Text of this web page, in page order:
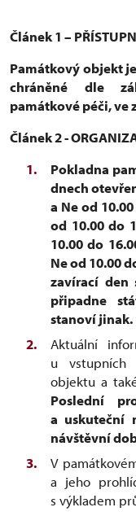
Článek 1 –
Památkový objekt
chráněné dle
památkové péči, ve
Článek 2 -
Pokladna
dnech
a Ne od
od 10.00 do
10.00 do
Ne od 10.00
zavírací
připadne
stanoví jinak.
Aktuální
u vstupních
objektu a
Poslední
a uskuteční
návštěvní
V
a jeho
s výkladem